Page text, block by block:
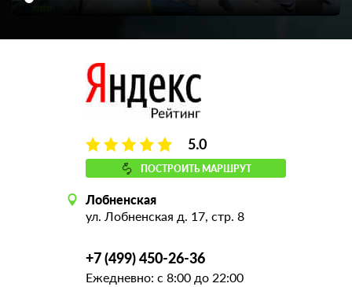
5.0
ПОСТРОИТЬ МАРШРУТ
Лобненская
ул. Лобненская д. 17, стр. 8
+7 (499) 450-26-36
Ежедневно: с 8:00 до 22:00